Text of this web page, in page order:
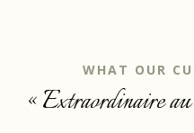
WHAT OUR
« Extraordinaire